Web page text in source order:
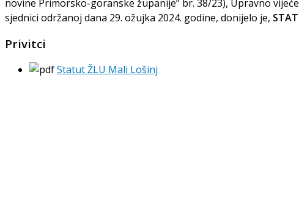
novine Primorsko-goranske županije” br. 38/23), Upravno
sjednici održanoj dana 29. ožujka 2024. godine, donijelo je,
Privitci
Statut ŽLU Mali Lošinj